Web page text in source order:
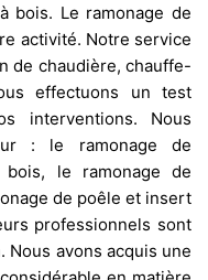
bois. Le ramonage de
activité. Notre service
de chaudière, chauffe-
effectuons un test
interventions. Nous
: le ramonage de
le ramonage de
de poêle et insert
professionnels sont
Nous avons acquis une